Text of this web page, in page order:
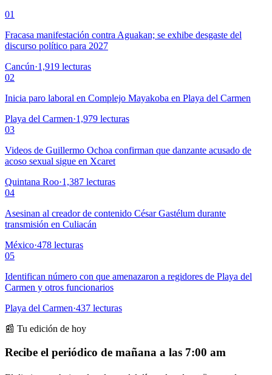
01
Fracasa manifestación contra Aguakan; se exhibe desgaste del
discurso político para 2027
Cancún·1,919 lecturas
02
Inicia paro laboral en Complejo Mayakoba en Playa del Carmen
Playa del Carmen·1,979 lecturas
03
Videos de Guillermo Ochoa confirman que danzante acusado de
acoso sexual sigue en Xcaret
Quintana Roo·1,387 lecturas
04
Asesinan al creador de contenido César Gastélum durante
transmisión en Culiacán
México·478 lecturas
05
Identifican número con que amenazaron a regidores de Playa del
Carmen y otros funcionarios
Playa del Carmen·437 lecturas
📰 Tu edición de hoy
Recibe el periódico de mañana a las 7:00 am